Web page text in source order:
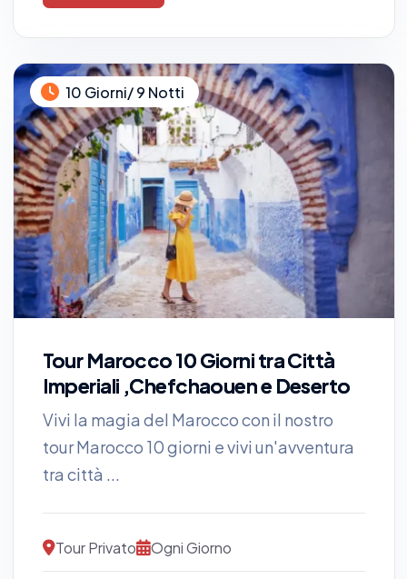
10 Giorni/ 9 Notti
Tour Marocco 10 Giorni tra Città
Imperiali ,Chefchaouen e Deserto
Vivi la magia del Marocco con il nostro
tour Marocco 10 giorni e vivi un'avventura
tra città ...
Tour Privato Ogni Giorno